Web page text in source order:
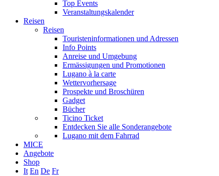
Top Events
Veranstaltungskalender
Reisen
Reisen
Touristeninformationen und Adressen
Info Points
Anreise und Umgebung
Ermässigungen und Promotionen
Lugano à la carte
Wettervorhersage
Prospekte und Broschüren
Gadget
Bücher
Ticino Ticket
Entdecken Sie alle Sonderangebote
Lugano mit dem Fahrrad
MICE
Angebote
Shop
It En De Fr